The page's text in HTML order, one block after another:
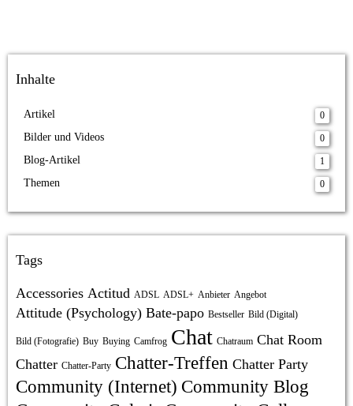
Inhalte
Artikel 0
Bilder und Videos 0
Blog-Artikel 1
Themen 0
Tags
Accessories Actitud ADSL ADSL+ Anbieter Angebot
Attitude (Psychology) Bate-papo Bestseller Bild (Digital)
Bild (Fotografie) Buy Buying Camfrog Chat Chatraum Chat Room
Chatter Chatter-Party Chatter-Treffen Chatter Party
Community (Internet) Community Blog